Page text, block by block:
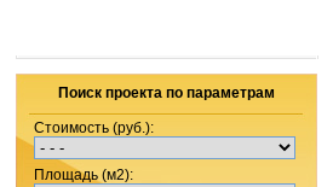
Поиск проекта по параметрам
Стоимость (руб.):
Площадь (м2):